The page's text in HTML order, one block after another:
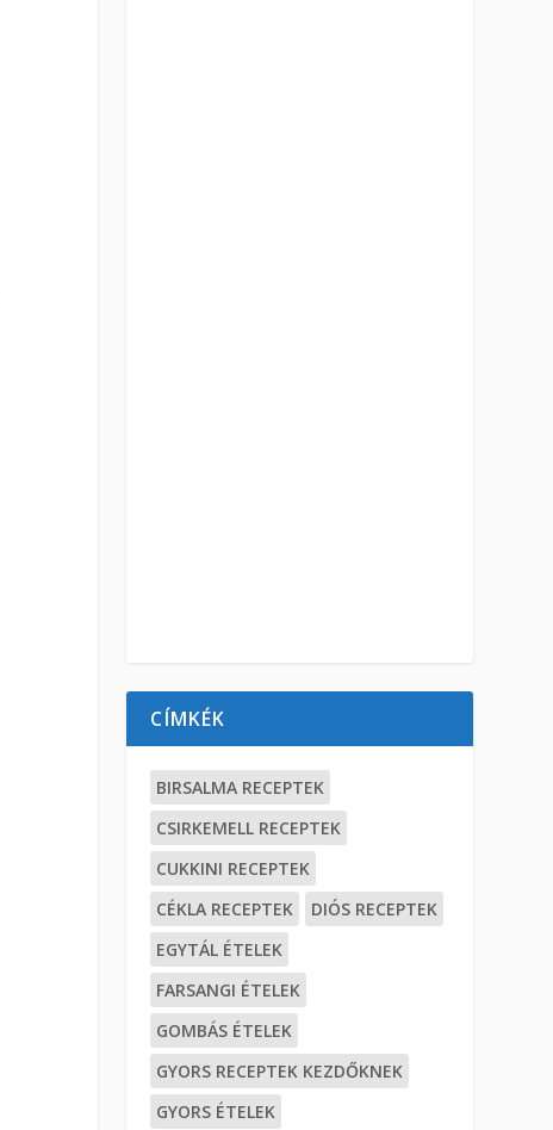
CÍMKÉK
BIRSALMA RECEPTEK
CSIRKEMELL RECEPTEK
CUKKINI RECEPTEK
CÉKLA RECEPTEK
DIÓS RECEPTEK
EGYTÁL ÉTELEK
FARSANGI ÉTELEK
GOMBÁS ÉTELEK
GYORS RECEPTEK KEZDŐKNEK
GYORS ÉTELEK